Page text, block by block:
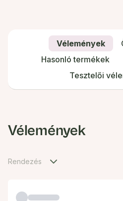
Vélemények
Hasonló termékek
Tesztelői
Vélemények
Rendezés